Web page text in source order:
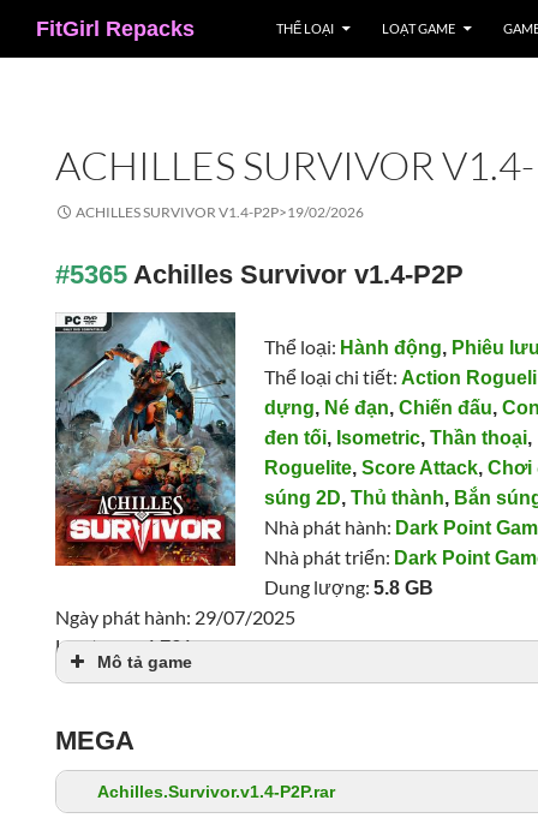
FitGirl Repacks THỂ LOẠI LOẠT GAME
ACHILLES SURVIVOR
ACHILLES SURVIVOR V1.4-P2P>19/02/2026
#5365 Achilles Survivor v1.4-P2P
Thể loại: Hành động, Phiêu
Thể loại chi tiết:Action
dựng, Né đạn,Chiến đấu,
đen tối, Isometric,Thần thoại,
Roguelite,Score Attack,Chơi
súng 2D,Thủ thành, Bắn
Nhà phát hành: Dark Point
Nhà phát triển: Dark Point
Dung lượng:5.8 GB
Ngày phát hành: 29/07/2025
Lượt xem: 1,791
Mô tả game
MEGA
Achilles.Survivor.v1.4-P2P.rar